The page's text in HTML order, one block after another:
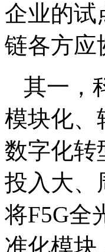
企业的试
链各方应
其一，
模块化、
数字化转
投入大、
将F5G全
准化模块